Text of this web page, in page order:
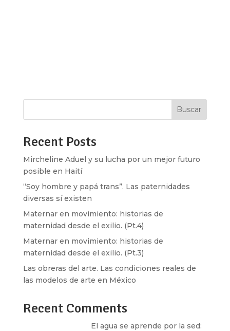
Buscar
Recent Posts
Mircheline Aduel y su lucha por un mejor futuro
posible en Haití
“Soy hombre y papá trans”. Las paternidades
diversas sí existen
Maternar en movimiento: historias de
maternidad desde el exilio. (Pt.4)
Maternar en movimiento: historias de
maternidad desde el exilio. (Pt.3)
Las obreras del arte. Las condiciones reales de
las modelos de arte en México
Recent Comments
El agua se aprende por la sed: